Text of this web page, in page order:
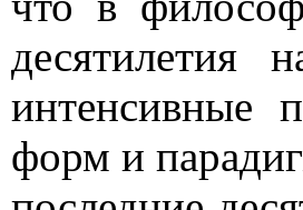
десятилетия
интенсивные
форм и